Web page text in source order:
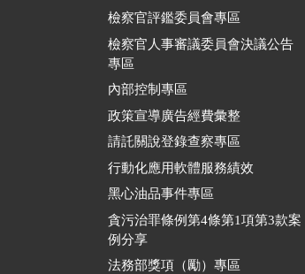
檢察官評鑑委員會專區
檢察官人事審議委員會決議公告
專區
內部控制專區
政策宣導廣告經費彙整
請託關說登錄查察專區
行動化應用軟體服務績效
黑心油品事件專區
貪污治罪條例第4條第1項第3款案
例分享
法務部獎項（勵）專區